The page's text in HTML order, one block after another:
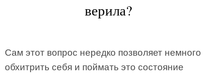
верила?
Сам этот вопрос нередко позволяет немного
обхитрить себя и поймать это состояние